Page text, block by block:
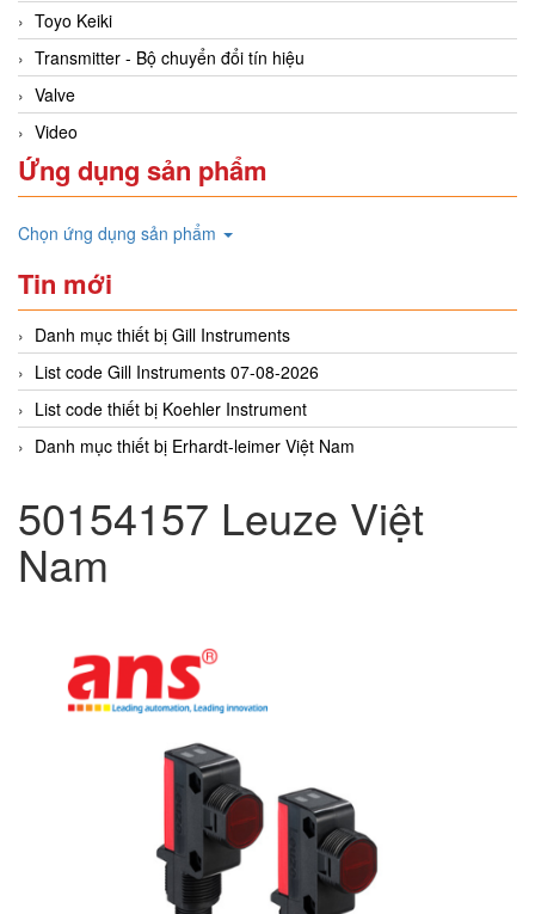
Toyo Keiki
Transmitter - Bộ chuyển đổi tín hiệu
Valve
Video
Ứng dụng sản phẩm
Chọn ứng dụng sản phẩm
Tin mới
Danh mục thiết bị Gill Instruments
List code Gill Instruments 07-08-2026
List code thiết bị Koehler Instrument
Danh mục thiết bị Erhardt-leimer Việt Nam
50154157 Leuze Việt
Nam